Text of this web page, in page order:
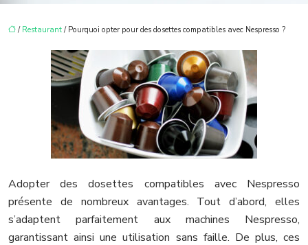
/ Restaurant / Pourquoi opter pour des dosettes compatibles avec Nespresso ?
Adopter des dosettes compatibles avec Nespresso
présente de nombreux avantages. Tout d’abord, elles
s’adaptent parfaitement aux machines Nespresso,
garantissant ainsi une utilisation sans faille. De plus, ces